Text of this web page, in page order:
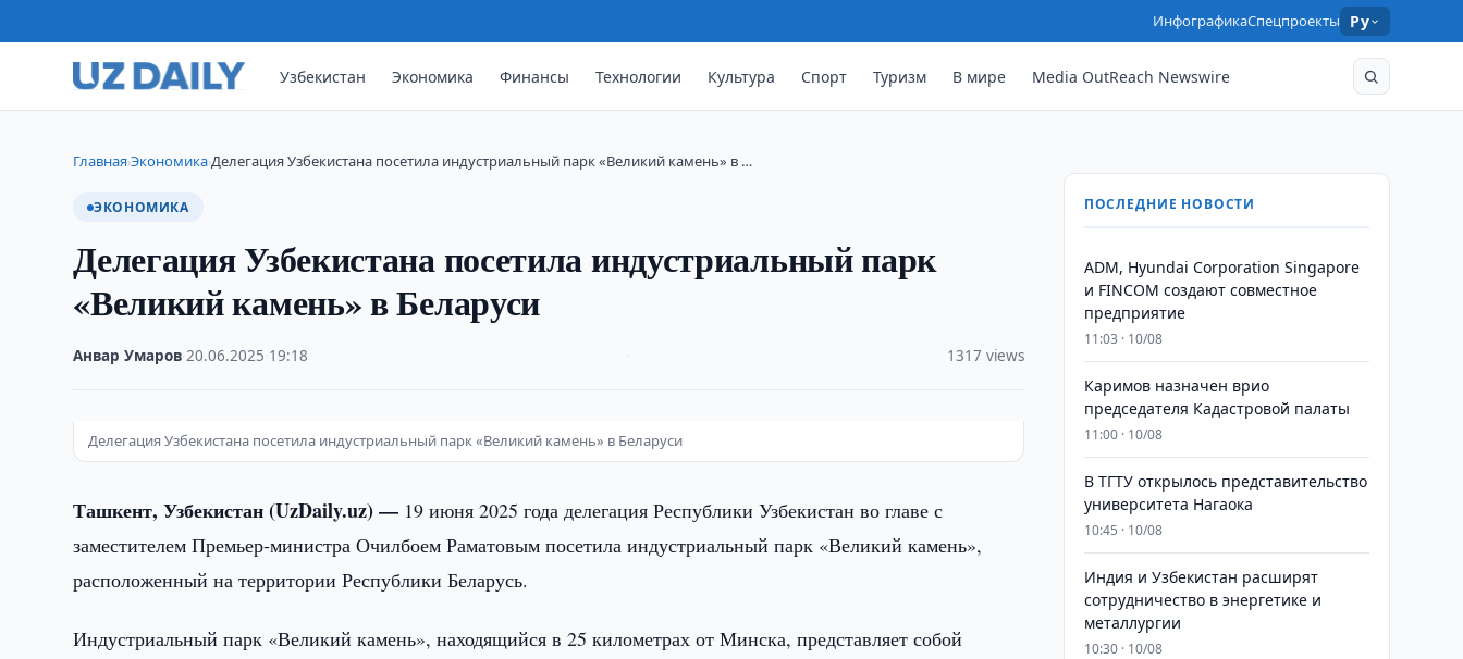
ИнфографикаСпецпроекты Ру
Узбекистан Экономика Финансы Технологии Культура Спорт Туризм В мире Media OutReach Newswire
Главная›Экономика›Делегация Узбекистана посетила индустриальный парк «Великий камень» в …
ЭКОНОМИКА
Делегация Узбекистана посетила индустриальный парк
«Великий камень» в Беларуси
Анвар Умаров ·20.06.2025 19:18 1317 views
Делегация Узбекистана посетила индустриальный парк «Великий камень» в Беларуси
Ташкент, Узбекистан (UzDaily.uz) — 19 июня 2025 года делегация Республики Узбекистан во главе с
заместителем Премьер-министра Очилбоем Раматовым посетила индустриальный парк «Великий камень»,
расположенный на территории Республики Беларусь.
Индустриальный парк «Великий камень», находящийся в 25 километрах от Минска, представляет собой
ПОСЛЕДНИЕ НОВОСТИ
ADM, Hyundai Corporation Singapore
и FINCOM создают совместное
предприятие
11:03 · 10/08
Каримов назначен врио
председателя Кадастровой палаты
11:00 · 10/08
В ТГТУ открылось представительство
университета Нагаока
10:45 · 10/08
Индия и Узбекистан расширят
сотрудничество в энергетике и
металлургии
10:30 · 10/08